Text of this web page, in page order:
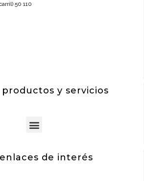
50 110
y servicios
Menu
de interés